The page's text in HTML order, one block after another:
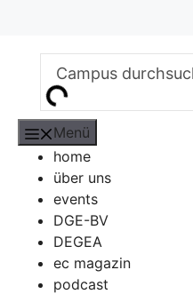
springen
Menü
home
über uns
events
DGE-BV
DEGEA
ec magazin
podcast